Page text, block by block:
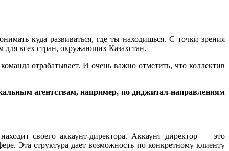
куда развиваться, где ты находишься. С точки зрения
всех стран, окружающих Казахстан.
отрабатывает. И очень важно отметить, что коллектив
агентствам, например, по диджитал-направлениям
своего аккаунт-директора. Аккаунт директор — это
Эта структура дает возможность по конкретному клиенту